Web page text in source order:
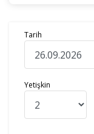
Tarih
Yetişkin